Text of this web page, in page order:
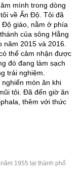
mình trong dòng
về Ấn Độ. Tôi đã
Độ giáo, nằm ở phía
của sông Hằng
2015 và 2016.
thể cảm nhận được
đó đang làm sạch
trải nghiệm.
món ăn khi
tôi. Đã đến giờ ăn
thêm với thức
1955 tại thành phố